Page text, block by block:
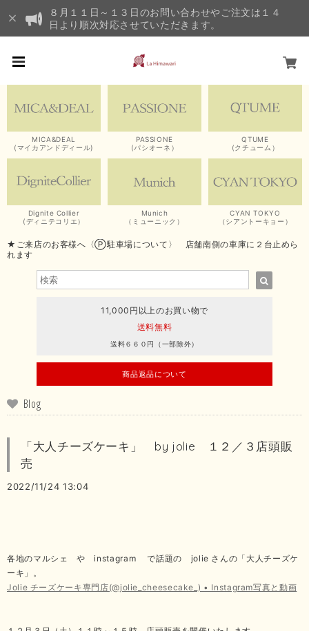
８月１１日～１３日のお問い合わせやご注文は１４
日より順次対応させていただきます。
MICA&DEAL
(マイカアンドディール)
PASSIONE
(パシオーネ）
QTUME
(クチューム）
Dignite Collier
(ディニテコリエ）
Munich
（ミューニック）
CYAN TOKYO
（シアントーキョー）
★ご来店のお客様へ〈Ⓟ駐車場について〉 店舗南側の車庫に２台止めら
れます
11,000円以上のお買い物で
送料無料
送料６６０円（一部除外）
商品返品について
Blog
「大人チーズケーキ」 by jolie １２／３店頭販
売
2022/11/24 13:04
各地のマルシェ や instagram で話題の jolie さんの「大人チーズケ
ーキ」。
Jolie チーズケーキ専門店(@jolie_cheesecake_) • Instagram写真と動画